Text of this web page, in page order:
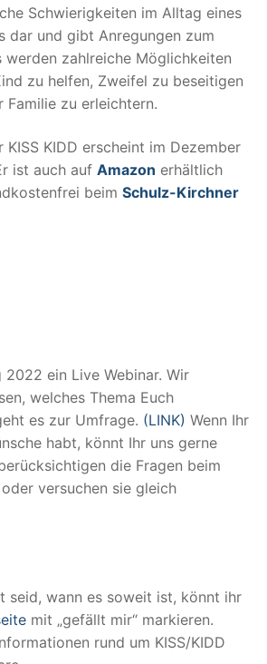
Schwierigkeiten im Alltag eines
dar und gibt Anregungen zum
werden zahlreiche Möglichkeiten
zu helfen, Zweifel zu beseitigen
Familie zu erleichtern.
KIDD erscheint im Dezember
ist auch auf Amazon erhältlich
beim Schulz-Kirchner
ein Live Webinar. Wir
welches Thema Euch
es zur Umfrage. (LINK) Wenn Ihr
habt, könnt Ihr uns gerne
die Fragen beim
versuchen sie gleich
seid, wann es soweit ist, könnt ihr
mit „gefällt mir“ markieren.
rund um KISS/KIDD